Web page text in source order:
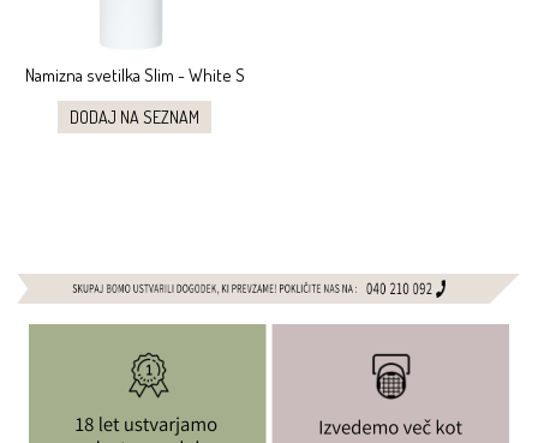
Namizna svetilka Slim - White S
DODAJ NA SEZNAM